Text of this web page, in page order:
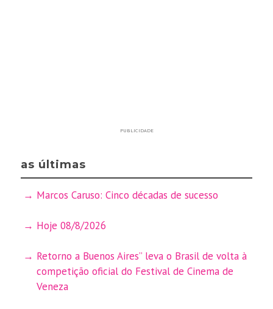
PUBLICIDADE
as últimas
Marcos Caruso: Cinco décadas de sucesso
Hoje 08/8/2026
Retorno a Buenos Aires” leva o Brasil de volta à
competição oficial do Festival de Cinema de
Veneza